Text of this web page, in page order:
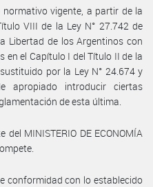
vigente, a partir de la
VIII de la Ley N° 27.742 de
Libertad de los Argentinos con
en el Capítulo I del Título II de la
por la Ley N° 24.674 y
apropiado introducir ciertas
de esta última.
MINISTERIO DE ECONOMÍA
conformidad con lo establecido